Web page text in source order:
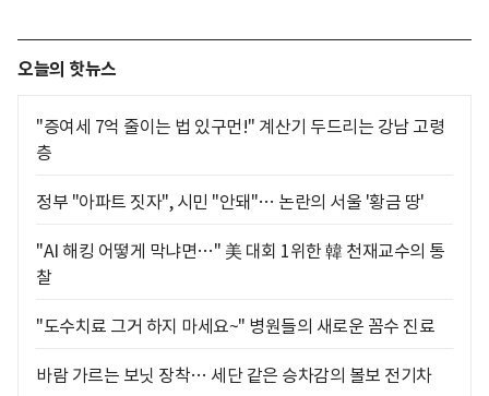
오늘의 핫뉴스
"증여세 7억 줄이는 법 있구먼!" 계산기 두드리는 강남 고령
층
정부 "아파트 짓자", 시민 "안돼"… 논란의 서울 '황금 땅'
"AI 해킹 어떻게 막냐면…" 美 대회 1위한 韓 천재교수의 통
찰
"도수치료 그거 하지 마세요~" 병원들의 새로운 꼼수 진료
바람 가르는 보닛 장착… 세단 같은 승차감의 볼보 전기차